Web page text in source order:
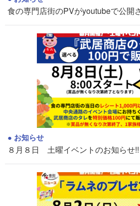
食の専門店街のPVがyoutubeで公開
お知らせ
８月８日 土曜イベントのお知らせ!!